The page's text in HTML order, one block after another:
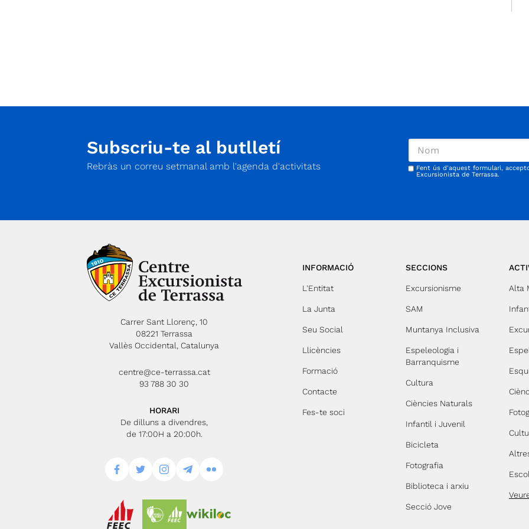
Subscriu-te al butlletí
Rebràs un correu setmanal amb l'agenda d'activitats Fent ús d'aquest formulari,
Excursionista de Terrassa.
Carrer Sant Llorenç, 10
08221 Terrassa
Vallès Occidental, Catalunya
centre@ce-terrassa.cat
93 788 30 30
HORARI
De dilluns a divendres,
de 17:00H a 20:00h.
INFORMACIÓ
L'Entitat
La Junta
Seu Social
Llicències
Formació
Contacte
Fes-te soci
SECCIONS
Excursionisme
SAM
Muntanya Inclusiva
Espeleologia i
Barranquisme
Cultura
Ciències Naturals
Infantil i Juvenil
Bicicleta
Fotografia
Biblioteca i arxiu
Secció Jove
Alta